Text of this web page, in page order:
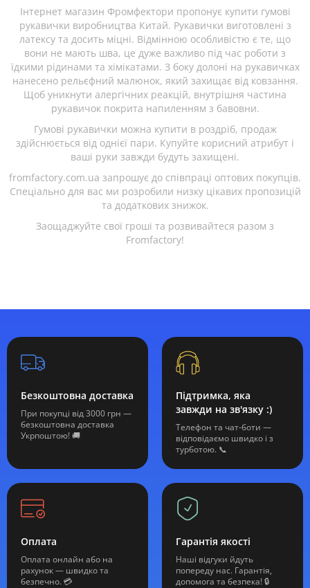
Інтернет магазин Фромфектори пропонує купити гумові
рукавички виробництва Китай. Рукавички виготовлені з
латексу та досить міцні. Відмінною особливістю є те, що
вони не мають шва, це дуже важливо під час роботи з
їдкими рідинами та хімікатами. З боку долоні на рукавичках
нанесено рельєфний малюнок, який захищає від ковзання.
Щоб уникнути алергічних реакцій, внутрішня частина
рукавичок покрита напиленням з бавовни.
Гумові рукавички можна купити в роздріб, продаж
здійснюється від однієї пари. Купуйте корисний атрибут і
ваші руки завжди будуть захищені.
fromfactory.com.ua запрошує до співпраці оптових покупців.
Спеціально для вас ми розробили низку цікавих пропозицій
та додаткових знижок.
Заощаджуйте свої гроші та розвивайтеся разом з
Fromfactory!
Безкоштовна доставка
При покупці від 3000 грн —
безкоштовна доставка
Укрпоштою! 🚚
Підтримка, яка
завжди на зв'язку :)
Телефон та чат-боти —
відповідаємо швидко і з
турботою. 📞
Оплата
Оплата онлайн або на
рахунок — швидко та
безпечно. 💳
Гарантія якості
Наші відгуки йдуть
попереду нас. Гарантія,
допомога та безпека! 🔒